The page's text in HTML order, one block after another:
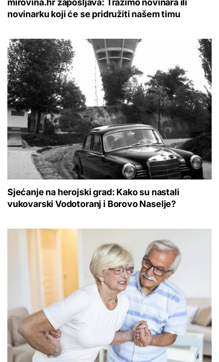
mirovina.hr zapošljava: Tražimo novinara ili
novinarku koji će se pridružiti našem timu
Sjećanje na herojski grad: Kako su nastali
vukovarski Vodotoranj i Borovo Naselje?